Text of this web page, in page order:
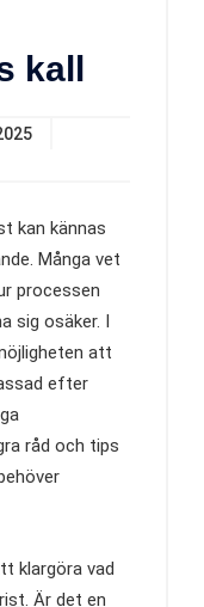
kall
kan kännas
Många vet
processen
sig osäker. I
att
efter
råd och tips
klargöra vad
. Är det en